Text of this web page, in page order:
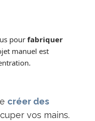
pour fabriquer
manuel est
créer des
vos mains.